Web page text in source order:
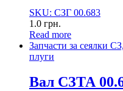
SKU: СЗГ 00.683
1.0 грн.
Read more
Запчасти за сеялки
плуги
Вал СЗТА